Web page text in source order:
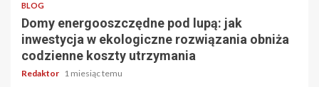
BLOG
Domy energooszczędne pod lupą: jak
inwestycja w ekologiczne rozwiązania obniża
codzienne koszty utrzymania
Redaktor 1 miesiąc temu